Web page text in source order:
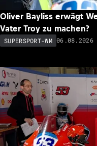
Oliver Bayliss erwägt
Vater Troy zu machen?
SUPERSPORT-WM